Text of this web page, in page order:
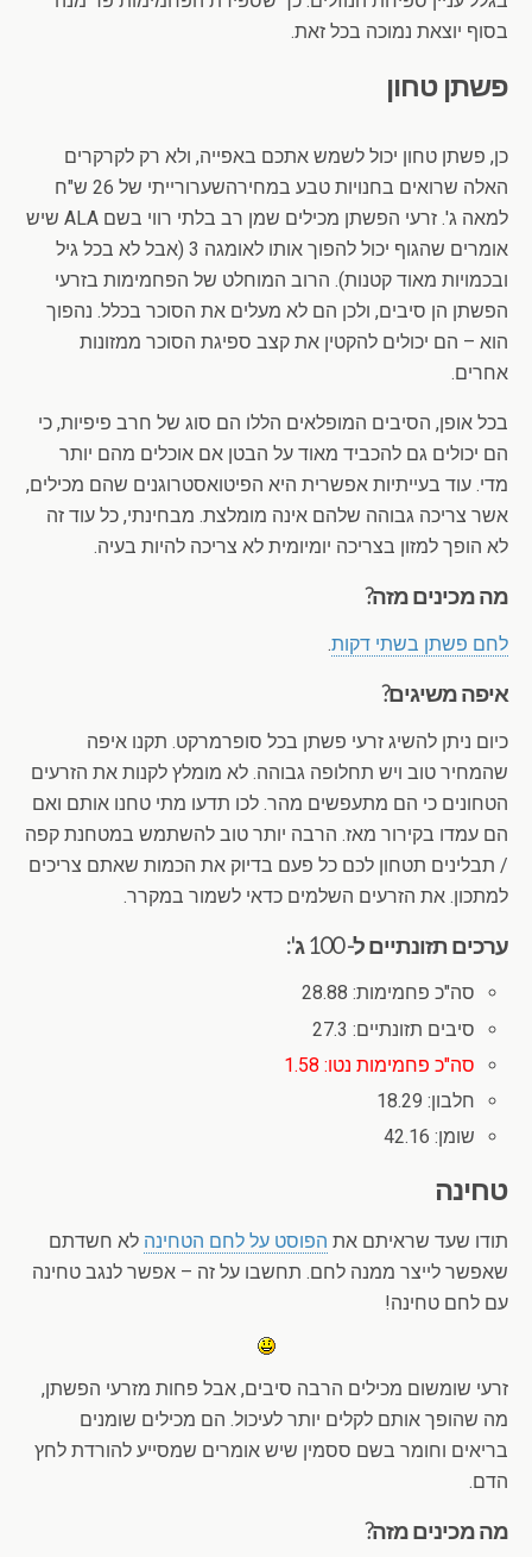
בסוף יוצאת נמוכה בכל זאת.
פשתן טחון
כן, פשתן טחון יכול לשמש אתכם באפייה, ולא רק לקרקרים
האלה שרואים בחנויות טבע במחירהשערורייתי של 26 ש"ח
למאה ג'. זרעי הפשתן מכילים שמן רב בלתי רווי בשם ALA שיש
אומרים שהגוף יכול להפוך אותו לאומגה 3 (אבל לא בכל גיל
ובכמויות מאוד קטנות). הרוב המוחלט של הפחמימות בזרעי
הפשתן הן סיבים, ולכן הם לא מעלים את הסוכר בכלל. נהפוך
הוא – הם יכולים להקטין את קצב ספיגת הסוכר ממזונות
אחרים.
בכל אופן, הסיבים המופלאים הללו הם סוג של חרב פיפיות, כי
הם יכולים גם להכביד מאוד על הבטן אם אוכלים מהם יותר
מדי. עוד בעייתיות אפשרית היא הפיטואסטרוגנים שהם מכילים,
אשר צריכה גבוהה שלהם אינה מומלצת. מבחינתי, כל עוד זה
לא הופך למזון בצריכה יומיומית לא צריכה להיות בעיה.
מה מכינים מזה?
לחם פשתן בשתי דקות.
איפה משיגים?
כיום ניתן להשיג זרעי פשתן בכל סופרמרקט. תקנו איפה
שהמחיר טוב ויש תחלופה גבוהה. לא מומלץ לקנות את הזרעים
הטחונים כי הם מתעפשים מהר. לכו תדעו מתי טחנו אותם ואם
הם עמדו בקירור מאז. הרבה יותר טוב להשתמש במטחנת קפה
/ תבלינים תטחון לכם כל פעם בדיוק את הכמות שאתם צריכים
למתכון. את הזרעים השלמים כדאי לשמור במקרר.
ערכים תזונתיים ל- 100 ג':
סה"כ פחמימות: 28.88
סיבים תזונתיים: 27.3
סה"כ פחמימות נטו: 1.58
חלבון: 18.29
שומן: 42.16
טחינה
תודו שעד שראיתם את הפוסט על לחם הטחינה לא חשדתם
שאפשר לייצר ממנה לחם. תחשבו על זה – אפשר לנגב טחינה
עם לחם טחינה!
זרעי שומשום מכילים הרבה סיבים, אבל פחות מזרעי הפשתן,
מה שהופך אותם לקלים יותר לעיכול. הם מכילים שומנים
בריאים וחומר בשם ססמין שיש אומרים שמסייע להורדת לחץ
הדם.
מה מכינים מזה?